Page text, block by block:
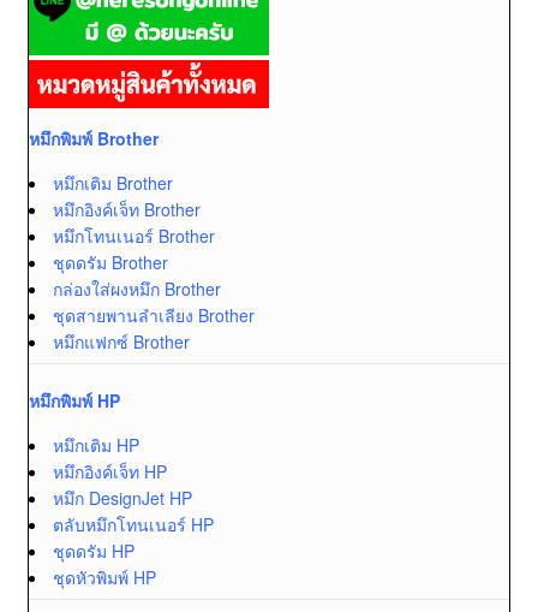
หมึกพิมพ์ Brother
หมึกเติม Brother
หมึกอิงค์เจ็ท Brother
หมึกโทนเนอร์ Brother
ชุดดรัม Brother
กล่องใส่ผงหมึก Brother
ชุดสายพานลำเลียง Brother
หมึกแฟกซ์ Brother
หมึกพิมพ์ HP
หมึกเติม HP
หมึกอิงค์เจ็ท HP
หมึก DesignJet HP
ตลับหมึกโทนเนอร์ HP
ชุดดรัม HP
ชุดหัวพิมพ์ HP